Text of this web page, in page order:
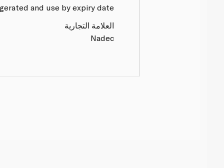
and use by expiry date.
العلامة التجارية
Nadec